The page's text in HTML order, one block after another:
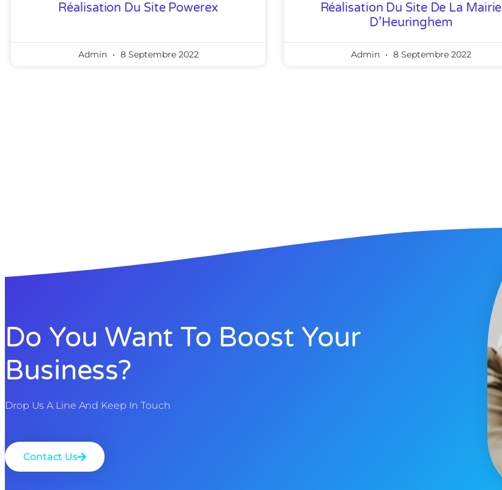
Réalisation Du Site Powerex
Admin 8 Septembre 2022
Réalisation Du Site De La Mairie
D’Heuringhem
Admin 8 Septembre 2022
Do You Want To Boost Your
Business?
Drop Us A Line And Keep In Touch
Contact Us